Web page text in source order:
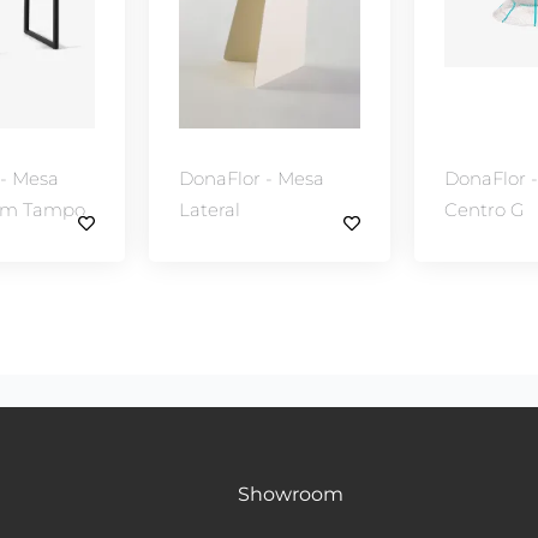
Mesa
Tampo
DonaFlor - Mesa
Lateral
DonaFlor
Centro G
Showroom